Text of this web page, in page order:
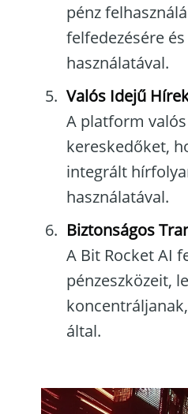
pénz
felfedezésére
használatával.
Valós Idejű
A platform
kereskedőket,
integrált
használatával.
Biztonságos
A Bit Rocket AI
pénzeszközeit,
által.